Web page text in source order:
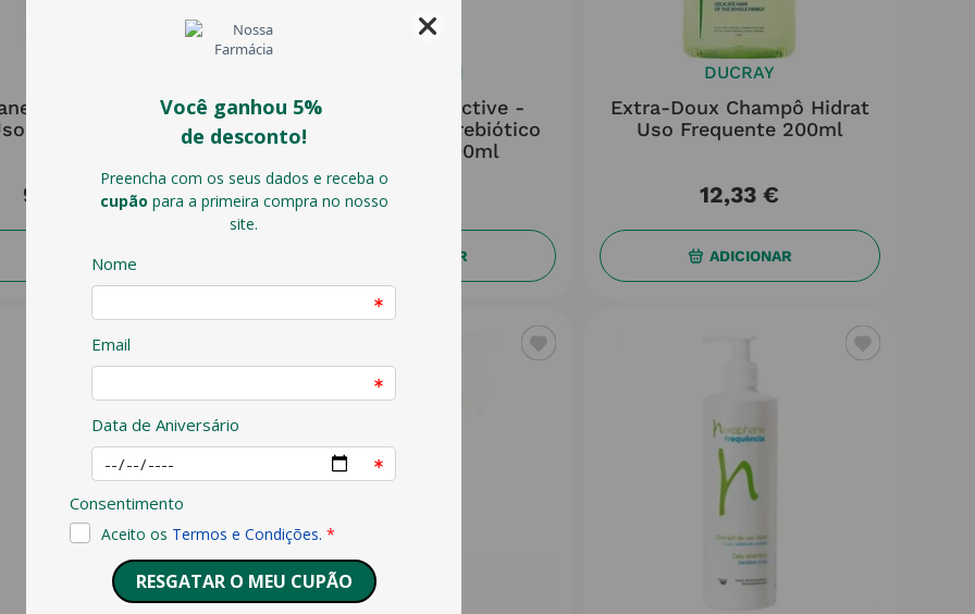
Leite Aveia Champô
Frequente 200ml
12,03 €
9
ADICIONAR
BIOSCALIN
Bioscalin Biomactive -
Boiron Champô Prebiótico
Uso Diário 200ml
9
ADICIONAR
DUCRAY
Extra-Doux Champô Hidrat
Uso Frequente 200ml
12,33 €
ADICIONAR